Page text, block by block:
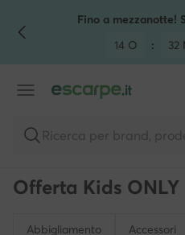
VAI AL CONTENUTO
VAI ALLA RICERCAFino a mezzanotte!
14 O
: 32
Ricerca per brand,
Offerta Kids ONLY
Abbigliamento Accessori